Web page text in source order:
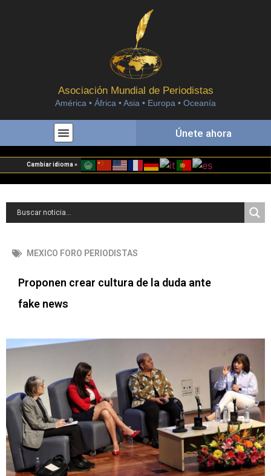
Asociación Mundial de Periodistas
América • África • Asia • Europa • Oceanía
Únete ahora
Cambiar idioma »
MEXICO FORO PERIODISTAS
Proponen crear cultura de la duda ante
fake news